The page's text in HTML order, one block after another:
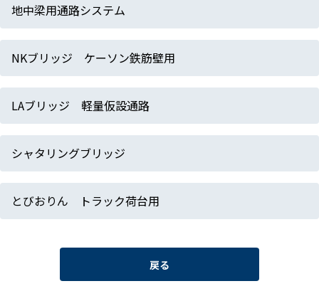
地中梁用通路システム
NKブリッジ ケーソン鉄筋壁用
LAブリッジ 軽量仮設通路
シャタリングブリッジ
とびおりん トラック荷台用
戻る